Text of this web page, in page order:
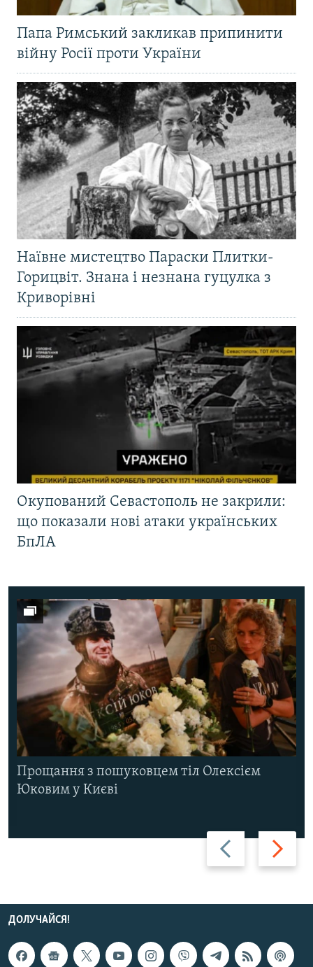
Папа Римський закликав припинити
війну Росії проти України
Наївне мистецтво Параски Плитки-
Горицвіт. Знана і незнана гуцулка з
Криворівні
Окупований Севастополь не закрили:
що показали нові атаки українських
БпЛА
Назад Вперед
Прощання з пошуковцем тіл Олексієм
Юковим у Києві
ДОЛУЧАЙСЯ!